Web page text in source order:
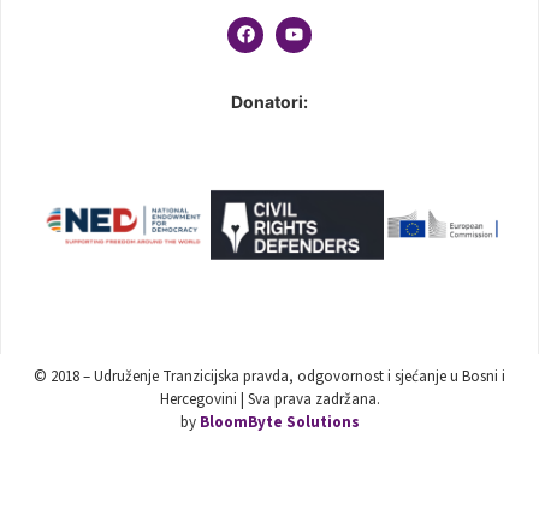
Donatori:
© 2018 – Udruženje Tranzicijska pravda, odgovornost i sjećanje u Bosni i
Hercegovini | Sva prava zadržana.
by BloomByte Solutions